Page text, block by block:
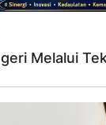
Melalui